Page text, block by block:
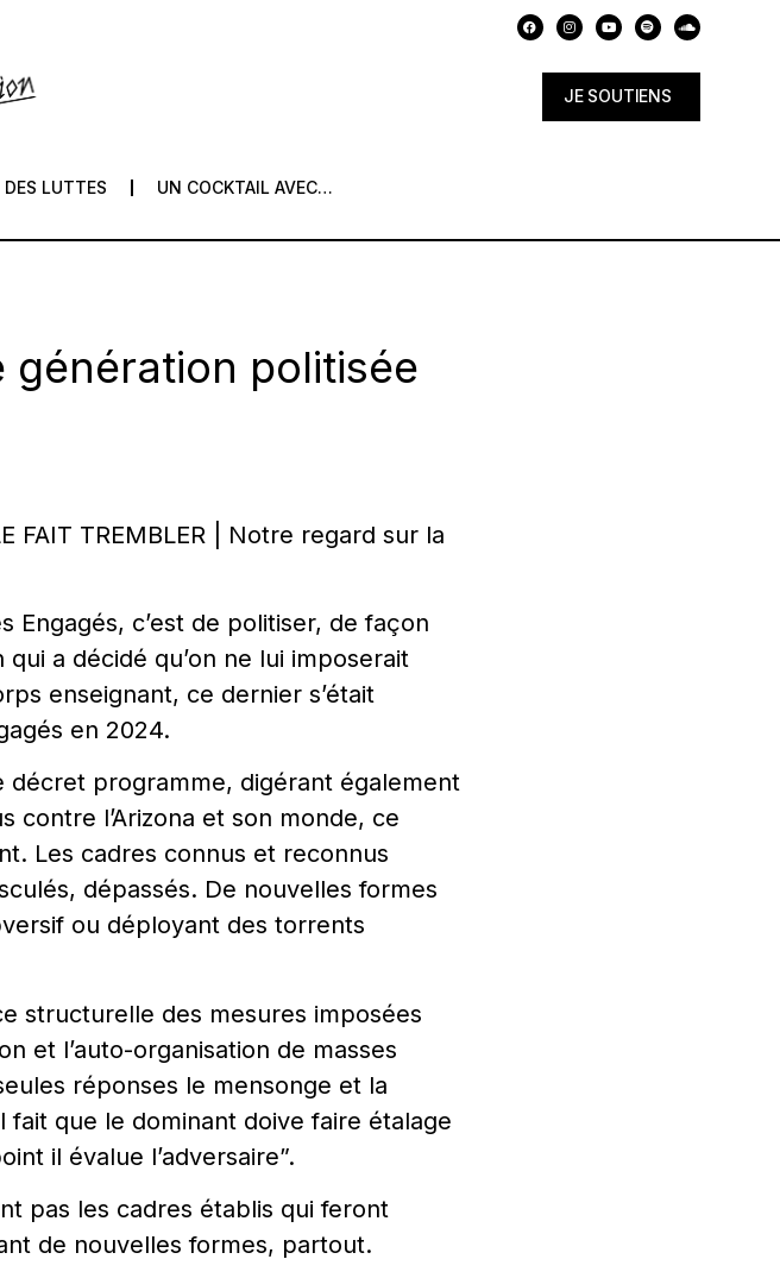
JE SOUTIENS
DES LUTTES UN COCKTAIL AVEC…
politisée
FAIT TREMBLER | Notre regard sur la
Engagés, c’est de politiser, de façon
a décidé qu’on ne lui imposerait
enseignant, ce dernier s’était
en 2024.
décret programme, digérant également
contre l’Arizona et son monde, ce
Les cadres connus et reconnus
dépassés. De nouvelles formes
ou déployant des torrents
structurelle des mesures imposées
et l’auto-organisation de masses
réponses le mensonge et la
fait que le dominant doive faire étalage
il évalue l’adversaire”.
pas les cadres établis qui feront
de nouvelles formes, partout.